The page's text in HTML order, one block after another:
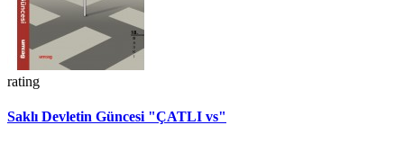
rating
Saklı Devletin Güncesi "ÇATLI vs"